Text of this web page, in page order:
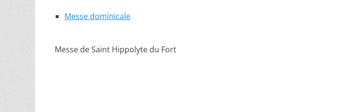
Messe dominicale
Messe de Saint Hippolyte du Fort